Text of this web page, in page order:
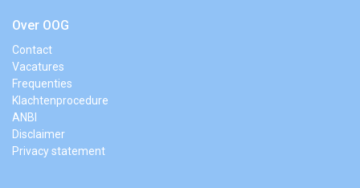
Over OOG
Contact
Vacatures
Frequenties
Klachtenprocedure
ANBI
Disclaimer
Privacy statement